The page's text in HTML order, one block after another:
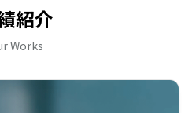
紹介
Works